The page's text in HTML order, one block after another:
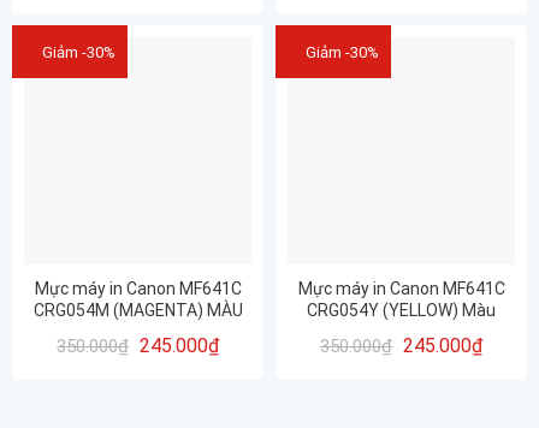
Giảm -30%
Mực máy in Canon MF641C
CRG054M (MAGENTA) MÀU
350.000₫ 245.000₫
Giảm -30%
Mực máy in Canon MF641C
CRG054Y (YELLOW) Màu
350.000₫ 245.000₫